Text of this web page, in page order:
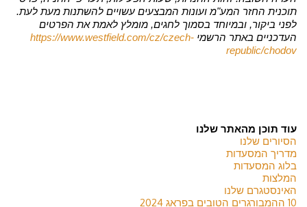
העדכניים באתר הרשמי https://www.westfield.com/cz/czech-
republic/chodov
עוד תוכן מהאתר שלנו
הסיורים שלנו
מדריך המסעדות
בלוג המסעדות
המלצות
האינסטגרם שלנו
10 ההמבורגרים הטובים בפראג 2024